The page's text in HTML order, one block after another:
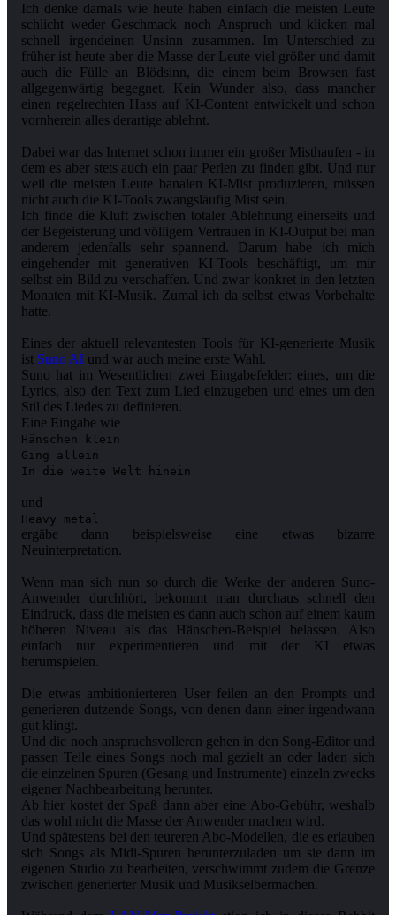
Ich denke damals wie heute haben einfach die meisten Leute
schlicht weder Geschmack noch Anspruch und klicken mal
schnell irgendeinen Unsinn zusammen. Im Unterschied zu
früher ist heute aber die Masse der Leute viel größer und damit
auch die Fülle an Blödsinn, die einem beim Browsen fast
allgegenwärtig begegnet. Kein Wunder also, dass mancher
einen regelrechten Hass auf KI-Content entwickelt und schon
vornherein alles derartige ablehnt.
Dabei war das Internet schon immer ein großer Misthaufen - in
dem es aber stets auch ein paar Perlen zu finden gibt. Und nur
weil die meisten Leute banalen KI-Mist produzieren, müssen
nicht auch die KI-Tools zwangsläufig Mist sein.
Ich finde die Kluft zwischen totaler Ablehnung einerseits und
der Begeisterung und völligem Vertrauen in KI-Output bei man
anderem jedenfalls sehr spannend. Darum habe ich mich
eingehender mit generativen KI-Tools beschäftigt, um mir
selbst ein Bild zu verschaffen. Und zwar konkret in den letzten
Monaten mit KI-Musik. Zumal ich da selbst etwas Vorbehalte
hatte.
Eines der aktuell relevantesten Tools für KI-generierte Musik
ist Suno AI und war auch meine erste Wahl.
Suno hat im Wesentlichen zwei Eingabefelder: eines, um die
Lyrics, also den Text zum Lied einzugeben und eines um den
Stil des Liedes zu definieren.
Hänschen klein
Ging allein
Heavy metal
ergäbe dann beispielsweise eine etwas bizarre
Neuinterpretation.
Wenn man sich nun so durch die Werke der anderen Suno-
Anwender durchhört, bekommt man durchaus schnell den
Eindruck, dass die meisten es dann auch schon auf einem kaum
höheren Niveau als das Hänschen-Beispiel belassen. Also
einfach nur experimentieren und mit der KI etwas
herumspielen.
Die etwas ambitionierteren User feilen an den Prompts und
generieren dutzende Songs, von denen dann einer irgendwann
gut klingt.
Und die noch anspruchsvolleren gehen in den Song-Editor und
passen Teile eines Songs noch mal gezielt an oder laden sich
die einzelnen Spuren (Gesang und Instrumente) einzeln zwecks
eigener Nachbearbeitung herunter.
Ab hier kostet der Spaß dann aber eine Abo-Gebühr, weshalb
das wohl nicht die Masse der Anwender machen wird.
Und spätestens bei den teureren Abo-Modellen, die es erlauben
sich Songs als Midi-Spuren herunterzuladen um sie dann im
eigenen Studio zu bearbeiten, verschwimmt zudem die Grenze
zwischen generierter Musik und Musikselbermachen.